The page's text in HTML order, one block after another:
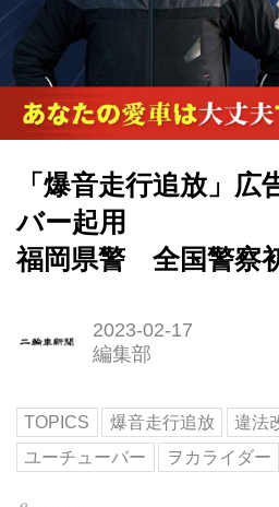
「爆音走行追放」
バー起用
福岡県警 全国警察
2023-02-17
編集部
TOPICS 爆音走行追放 違法
ユーチューバー
ヲカライダー